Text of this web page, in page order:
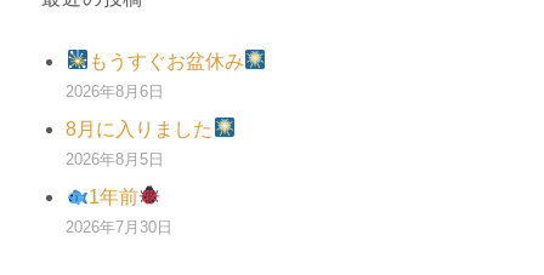
もうすぐお盆休み
2026年8月6日
8月に入りました
2026年8月5日
1年前
2026年7月30日